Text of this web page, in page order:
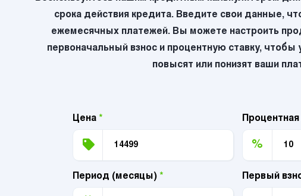
срока действия кредита. Введите свои данные,
ежемесячных платежей. Вы можете настроить
первоначальный взнос и процентную ставку, чтобы
повысят или понизят ваши
Цена *
%
Период (месяцы) * Первый